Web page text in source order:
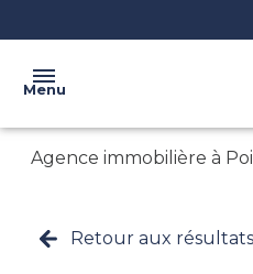
Menu
ACCUEIL
VENTE
Agence immobilière à
Retour aux résultats